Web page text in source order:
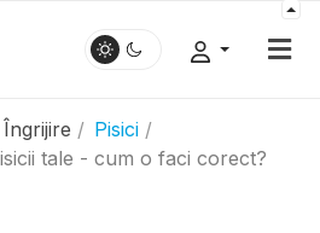
Îngrijire
Pisici
tale - cum o faci corect?